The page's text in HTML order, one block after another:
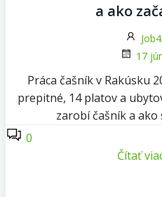
a ako
17
Práca čašník v Rakúsku
prepitné, 14 platov a
zarobí čašník a
0
Čítať